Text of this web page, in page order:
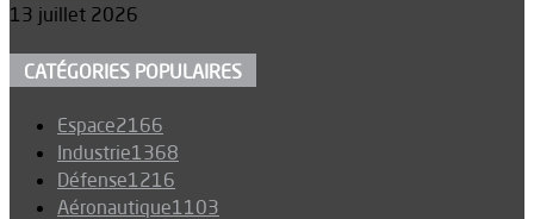
13 juillet 2026
CATÉGORIES POPULAIRES
Espace2166
Industrie1368
Défense1216
Aéronautique1103